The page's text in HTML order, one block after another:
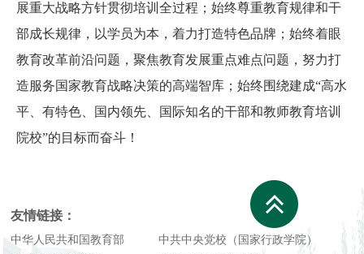
展重大战略方针贯彻培训全过程；始终尊重教育规律和干
部成长规律，以学员为本，着力打造特色品牌；始终着眼
教育改革前沿问题，聚焦教育发展重点难点问题，努力打
造服务国家教育战略决策的高端智库；始终围绕建成“高水
平、有特色、国内领先、国际知名的干部和教师教育培训
院校”的目标而奋斗！
友情链接：
中华人民共和国教育部
中共中央党校（国家行政学院）